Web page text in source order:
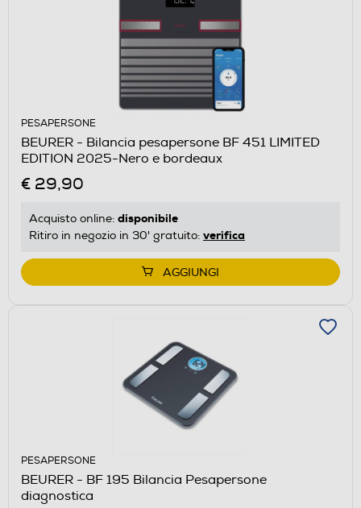
PESAPERSONE
BEURER - Bilancia pesapersone BF 451 LIMITED
EDITION 2025-Nero e bordeaux
€ 29,90
Acquisto online: disponibile
Ritiro in negozio in 30' gratuito: verifica
AGGIUNGI
PESAPERSONE
BEURER - BF 195 Bilancia Pesapersone
diagnostica